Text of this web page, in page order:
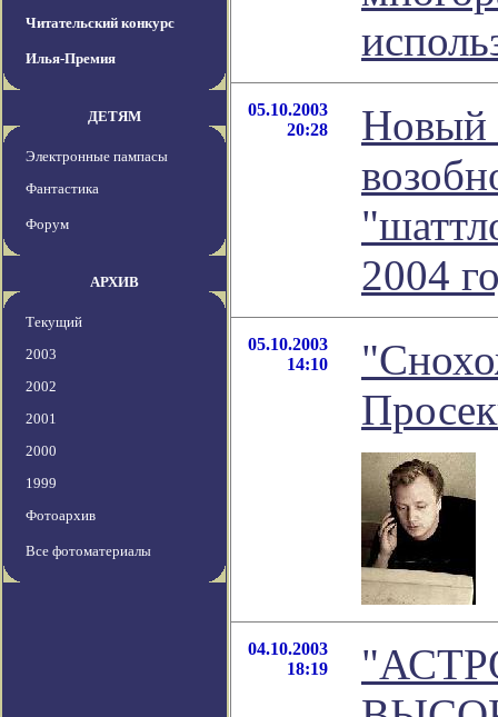
Читательский конкурс
Илья-Премия
ДЕТЯМ
Электронные пампасы
Фантастика
Форум
АРХИВ
Текущий
2003
2002
2001
2000
1999
Фотоархив
Все фотоматериалы
05.10.2003
20:28
Новый
2004
05.10.2003
14:10
04.10.2003
18:19